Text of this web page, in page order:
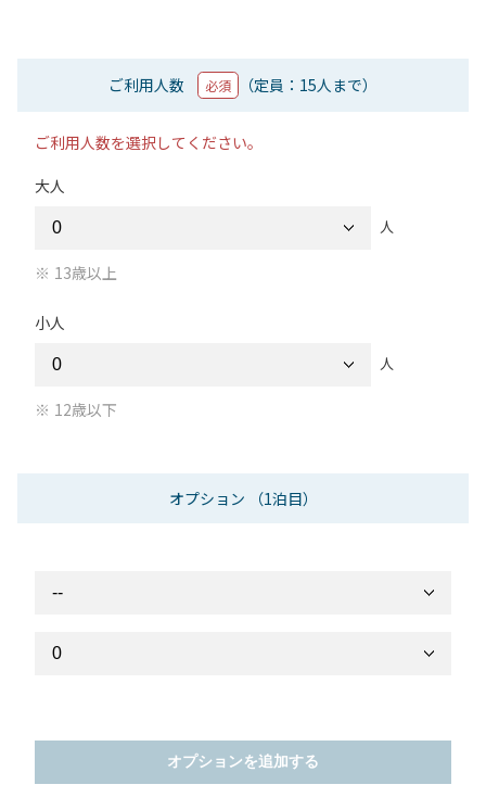
ご利用人数 必須 （定員：15人まで）
ご利用人数を選択してください。
大人
人
13歳以上
小人
人
12歳以下
オプション （1泊目）
オプションを追加する